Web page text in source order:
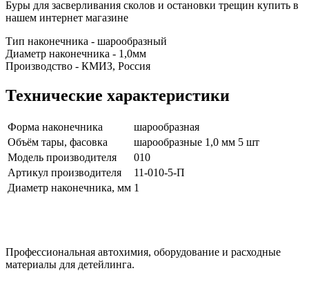
Буры для засверливания сколов и остановки трещин купить в
нашем интернет магазине
Тип наконечника - шарообразный
Диаметр наконечника - 1,0мм
Производство - КМИЗ, Россия
Технические характеристики
Форма наконечника
шарообразная
Объём тары, фасовка
шарообразные 1,0 мм 5 шт
Модель производителя
010
Артикул производителя
11-010-5-П
Диаметр наконечника, мм 1
Профессиональная автохимия, оборудование и расходные
материалы для детейлинга.